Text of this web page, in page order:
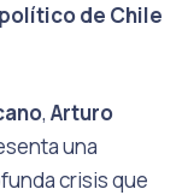
de Chile
, Arturo
una
crisis que